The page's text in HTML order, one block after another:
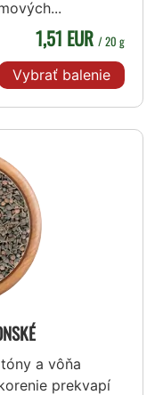
1,51 EUR / 20 g
Vybrať balenie
a vôňa
prekvapí